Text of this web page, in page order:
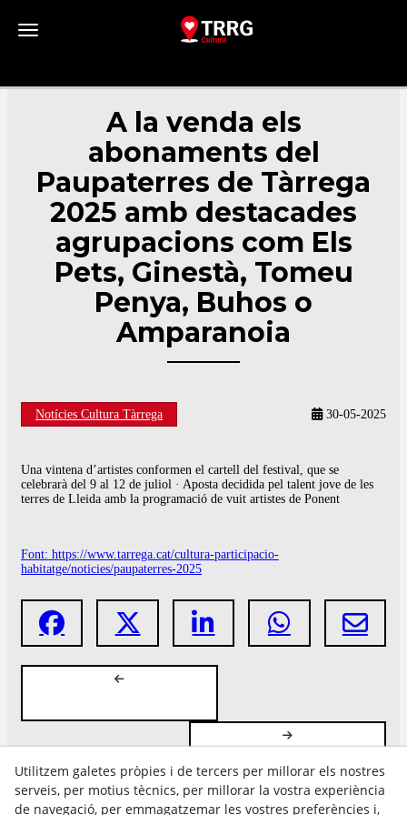
Toggle navigation
A la venda els
abonaments del
Paupaterres de Tàrrega
2025 amb destacades
agrupacions com Els
Pets, Ginestà, Tomeu
Penya, Buhos o
Amparanoia
Notícies Cultura Tàrrega 30-05-2025
Una vintena d’artistes conformen el cartell del festival, que se
celebrarà del 9 al 12 de juliol · Aposta decidida pel talent jove de les
terres de Lleida amb la programació de vuit artistes de Ponent
Font: https://www.tarrega.cat/cultura-participacio-
habitatge/noticies/paupaterres-2025
Utilitzem galetes pròpies i de tercers per millorar els nostres
serveis, per motius tècnics, per millorar la vostra experiència
de navegació, per emmagatzemar les vostres preferències i,